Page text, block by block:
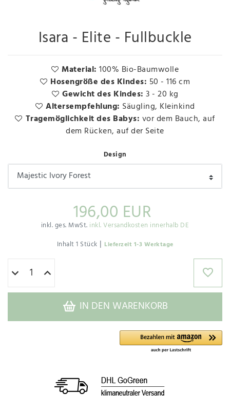
Isara - Elite - Fullbuckle
Material:100% Bio-Baumwolle
Hosengröße des Kindes: 50 - 116 cm
Gewicht des Kindes: 3 - 20 kg
Altersempfehlung: Säugling, Kleinkind
Tragemöglichkeit des Babys: vor dem Bauch, auf
dem Rücken, auf der Seite
Design
196,00 EUR
inkl. ges. MwSt. inkl. Versandkosten innerhalb DE
Inhalt1 Stück | Lieferzeit 1-3 Werktage
IN DEN WARENKORB